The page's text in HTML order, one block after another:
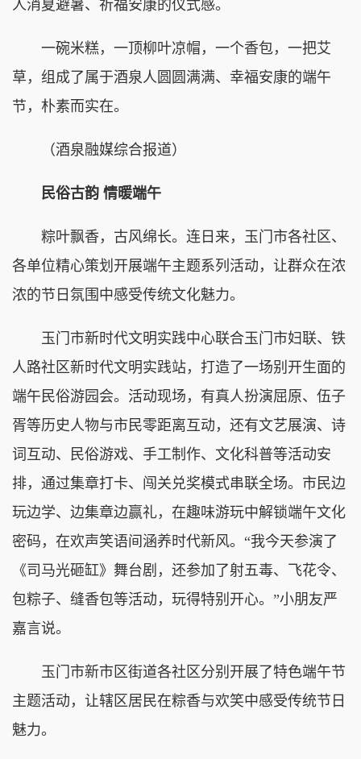
人消夏避暑、祈福安康的仪式感。
一碗米糕，一顶柳叶凉帽，一个香包，一把艾
草，组成了属于酒泉人圆圆满满、幸福安康的端午
节，朴素而实在。
（酒泉融媒综合报道）
民俗古韵 情暖端午
粽叶飘香，古风绵长。连日来，玉门市各社区、
各单位精心策划开展端午主题系列活动，让群众在浓
浓的节日氛围中感受传统文化魅力。
玉门市新时代文明实践中心联合玉门市妇联、铁
人路社区新时代文明实践站，打造了一场别开生面的
端午民俗游园会。活动现场，有真人扮演屈原、伍子
胥等历史人物与市民零距离互动，还有文艺展演、诗
词互动、民俗游戏、手工制作、文化科普等活动安
排，通过集章打卡、闯关兑奖模式串联全场。市民边
玩边学、边集章边赢礼，在趣味游玩中解锁端午文化
密码，在欢声笑语间涵养时代新风。“我今天参演了
《司马光砸缸》舞台剧，还参加了射五毒、飞花令、
包粽子、缝香包等活动，玩得特别开心。”小朋友严
嘉言说。
玉门市新市区街道各社区分别开展了特色端午节
主题活动，让辖区居民在粽香与欢笑中感受传统节日
魅力。